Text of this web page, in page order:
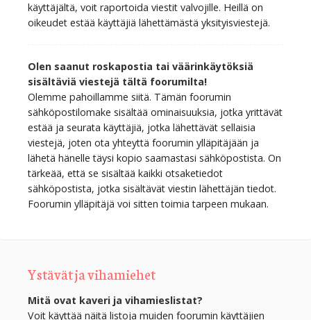
käyttäjältä, voit raportoida viestit valvojille. Heillä on
oikeudet estää käyttäjiä lähettämästä yksityisviestejä.
Olen saanut roskapostia tai väärinkäytöksiä
sisältäviä viestejä tältä foorumilta!
Olemme pahoillamme siitä. Tämän foorumin
sähköpostilomake sisältää ominaisuuksia, jotka yrittävät
estää ja seurata käyttäjiä, jotka lähettävät sellaisia
viestejä, joten ota yhteyttä foorumin ylläpitäjään ja
lähetä hänelle täysi kopio saamastasi sähköpostista. On
tärkeää, että se sisältää kaikki otsaketiedot
sähköpostista, jotka sisältävät viestin lähettäjän tiedot.
Foorumin ylläpitäjä voi sitten toimia tarpeen mukaan.
Ystävät ja vihamiehet
Mitä ovat kaveri ja vihamieslistat?
Voit käyttää näitä listoja muiden foorumin käyttäjien